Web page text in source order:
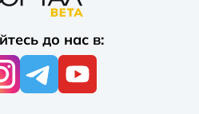
до нас в: